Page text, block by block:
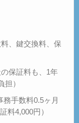
、鍵交換料、保
保証料も、1年
）
手数料0.5ヶ月
料4,000円）